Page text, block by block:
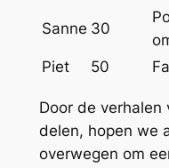
Sanne 30
Piet
50
Door de
delen, hopen we
overwegen om